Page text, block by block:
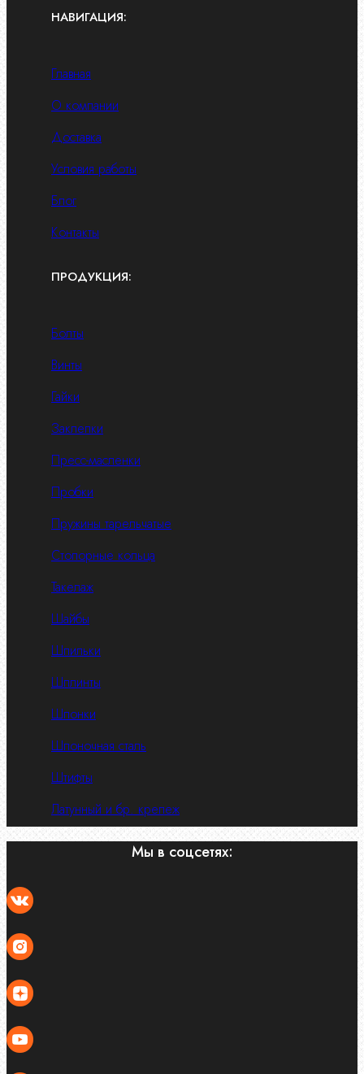
НАВИГАЦИЯ:
Главная
О компании
Доставка
Условия работы
Блог
Контакты
ПРОДУКЦИЯ:
Болты
Винты
Гайки
Заклепки
Пресс-масленки
Пробки
Пружины тарельчатые
Стопорные кольца
Такелаж
Шайбы
Шпильки
Шплинты
Шпонки
Шпоночная сталь
Штифты
Латунный и бр. крепеж
Мы в соцсетях: